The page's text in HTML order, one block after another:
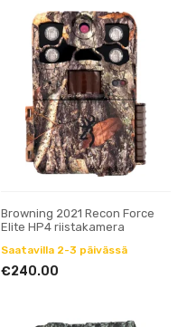
Browning 2021 Recon Force
Elite HP4 riistakamera
Saatavilla 2-3 päivässä
€240.00